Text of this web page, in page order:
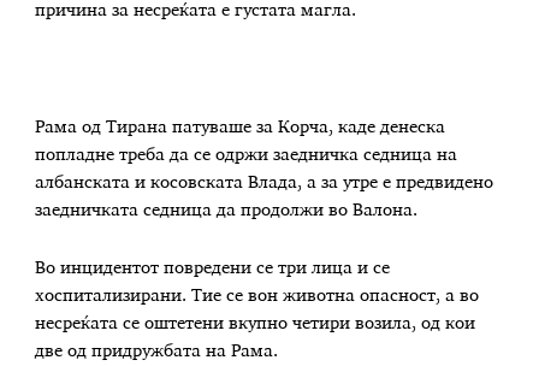
причина за несреќата е густата магла.
Рама од Тирана патуваше за Корча, каде денеска
попладне треба да се одржи заедничка седница на
албанската и косовската Влада, а за утре е предвидено
заедничката седница да продолжи во Валона.
Во инцидентот повредени се три лица и се
хоспитализирани. Тие се вон животна опасност, а во
несреќата се оштетени вкупно четири возила, од кои
две од придружбата на Рама.